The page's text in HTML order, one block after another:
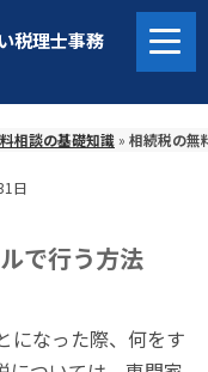
税理士事務
相談の基礎知識 » 相続税の無
日
で行う方法
になった際、何をす